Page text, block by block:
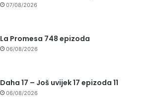
07/08/2026
La Promesa 748 epizoda
06/08/2026
Daha 17 – Još uvijek 17 epizoda 11
06/08/2026